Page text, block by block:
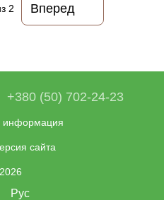
2 Вперед
+380 (50) 702-24-23
информация
сайта
Рус